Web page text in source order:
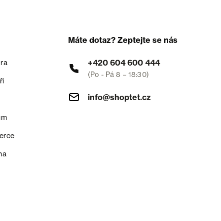
Máte dotaz? Zeptejte se nás
+420 604 600 444
(Po - Pá 8 – 18:30)
info@shoptet.cz